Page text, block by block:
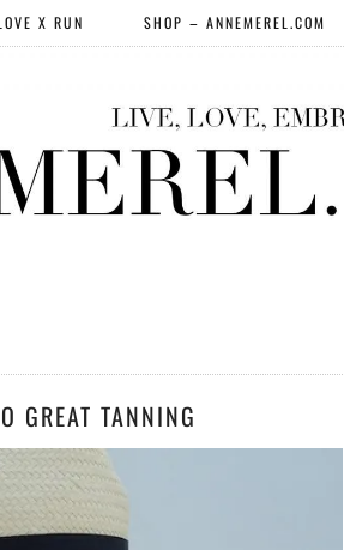
X RUN SHOP – ANNEMEREL.COM
GREAT TANNING